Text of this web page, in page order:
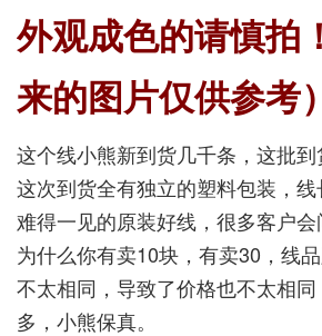
外观成色的请慎拍
来的图片仅供参考）
这个线小熊新到货几千条，这批到
这次到货全有独立的塑料包装，线
难得一见的原装好线，很多客户会
为什么你有卖10块，有卖30，线
不太相同，导致了价格也不太相
多，小熊保真。